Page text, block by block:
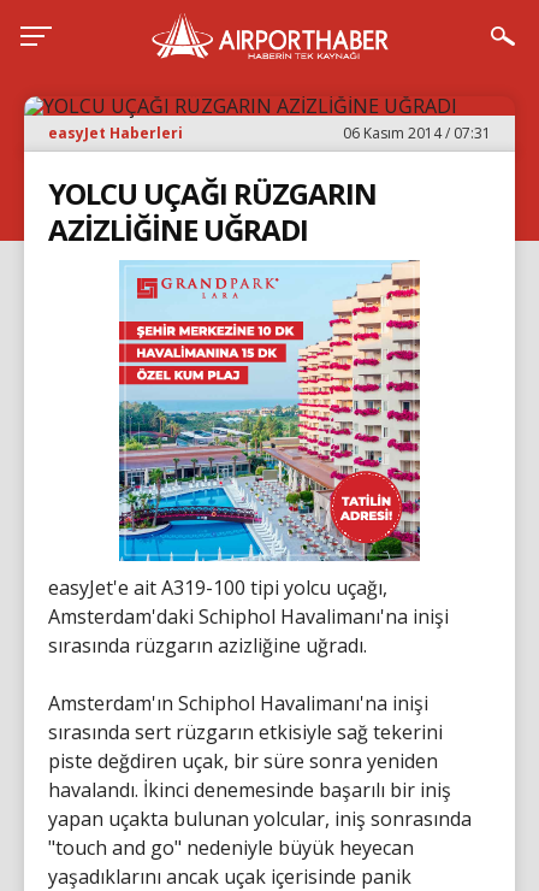
easyJet Haberleri 06 Kasım 2014 / 07:31
YOLCU UÇAĞI RÜZGARIN
AZİZLİĞİNE UĞRADI
easyJet'e ait A319-100 tipi yolcu uçağı,
Amsterdam'daki Schiphol Havalimanı'na inişi
sırasında rüzgarın azizliğine uğradı.
Amsterdam'ın Schiphol Havalimanı'na inişi
sırasında sert rüzgarın etkisiyle sağ tekerini
piste değdiren uçak, bir süre sonra yeniden
havalandı. İkinci denemesinde başarılı bir iniş
yapan uçakta bulunan yolcular, iniş sonrasında
"touch and go" nedeniyle büyük heyecan
yaşadıklarını ancak uçak içerisinde panik